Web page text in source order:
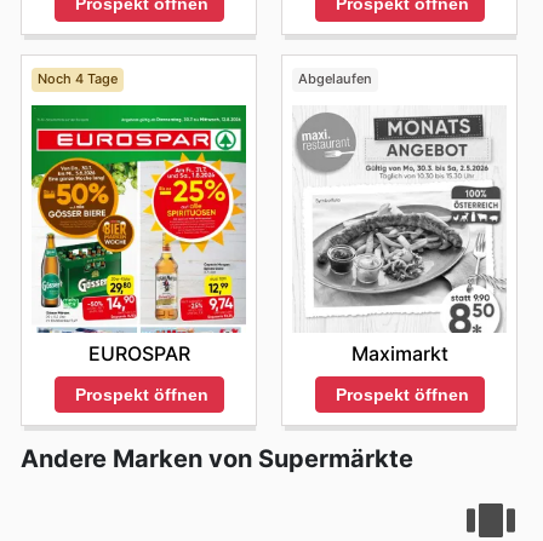
Noch 4 Tage
EUROSPAR
Prospekt öffnen
Abgelaufen
Maximarkt
Prospekt öffnen
Andere Marken von Supermärkte